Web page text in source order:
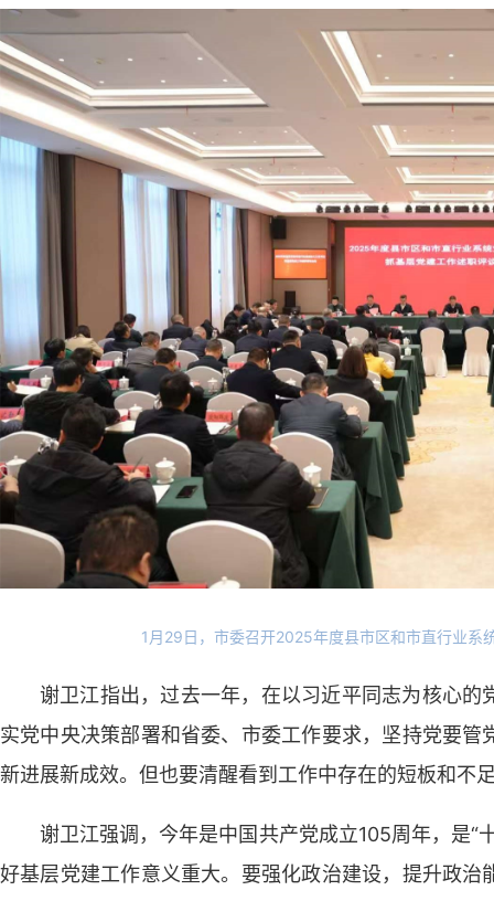
1月29日，市委召开2025年度县市区和市直行业系
谢卫江指出，过去一年，在以习近平同志为核心
实党中央决策部署和省委、市委工作要求，坚持党要
新进展新成效。但也要清醒看到工作中存在的短板和不
谢卫江强调，今年是中国共产党成立105周年，是“
好基层党建工作意义重大。要强化政治建设，提升政